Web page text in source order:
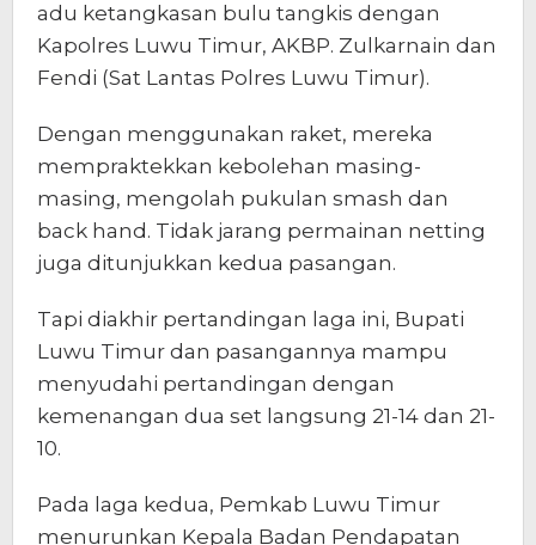
adu ketangkasan bulu tangkis dengan
Kapolres Luwu Timur, AKBP. Zulkarnain dan
Fendi (Sat Lantas Polres Luwu Timur).
Dengan menggunakan raket, mereka
mempraktekkan kebolehan masing-
masing, mengolah pukulan smash dan
back hand. Tidak jarang permainan netting
juga ditunjukkan kedua pasangan.
Tapi diakhir pertandingan laga ini, Bupati
Luwu Timur dan pasangannya mampu
menyudahi pertandingan dengan
kemenangan dua set langsung 21-14 dan 21-
10.
Pada laga kedua, Pemkab Luwu Timur
menurunkan Kepala Badan Pendapatan